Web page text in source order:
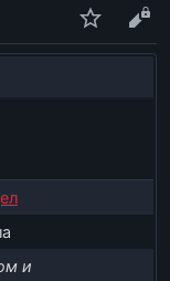
Следить
и